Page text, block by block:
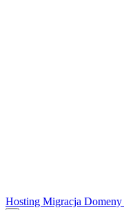
Hosting Migracja Domeny